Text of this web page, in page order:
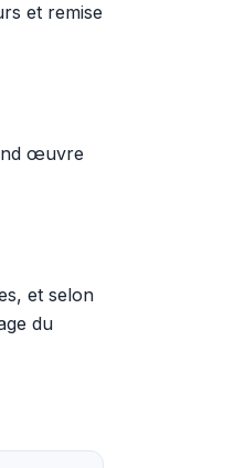
et remise
œuvre
et selon
du